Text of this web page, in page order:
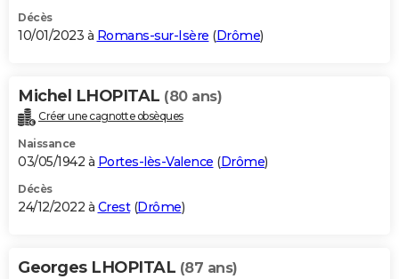
Décès
10/01/2023 à Romans-sur-Isère (Drôme)
Michel LHOPITAL (80 ans)
Créer une cagnotte obsèques
Naissance
03/05/1942 à Portes-lès-Valence (Drôme)
Décès
24/12/2022 à Crest(Drôme)
Georges LHOPITAL (87 ans)